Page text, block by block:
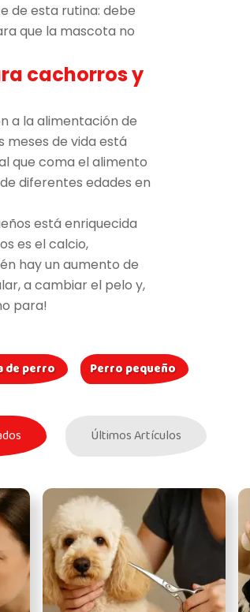
de esta rutina: debe
que la mascota no
cachorros y
a la alimentación de
meses de vida está
que coma el alimento
diferentes edades en
está enriquecida
es el calcio,
hay un aumento de
a cambiar el pelo y,
para!
de perro Perro pequeño
Últimos Artículos